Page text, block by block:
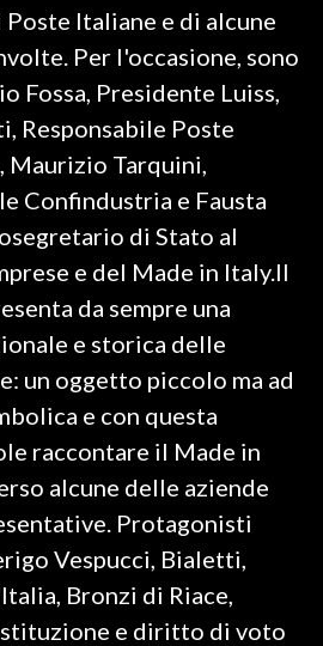
Italiane e di alcune
Per l'occasione, sono
Fossa, Presidente Luiss,
Responsabile Poste
Maurizio Tarquini,
Confindustria e Fausta
di Stato al
e del Made in Italy.Il
da sempre una
e storica delle
un oggetto piccolo ma ad
e con questa
raccontare il Made in
alcune delle aziende
Protagonisti
Vespucci, Bialetti,
Bronzi di Riace,
e diritto di voto